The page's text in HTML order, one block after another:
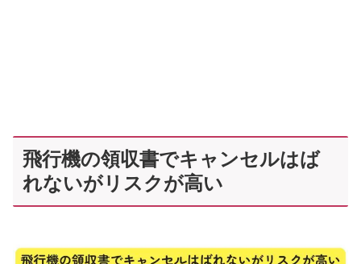
飛行機の領収書でキャンセルはば
れないがリスクが高い